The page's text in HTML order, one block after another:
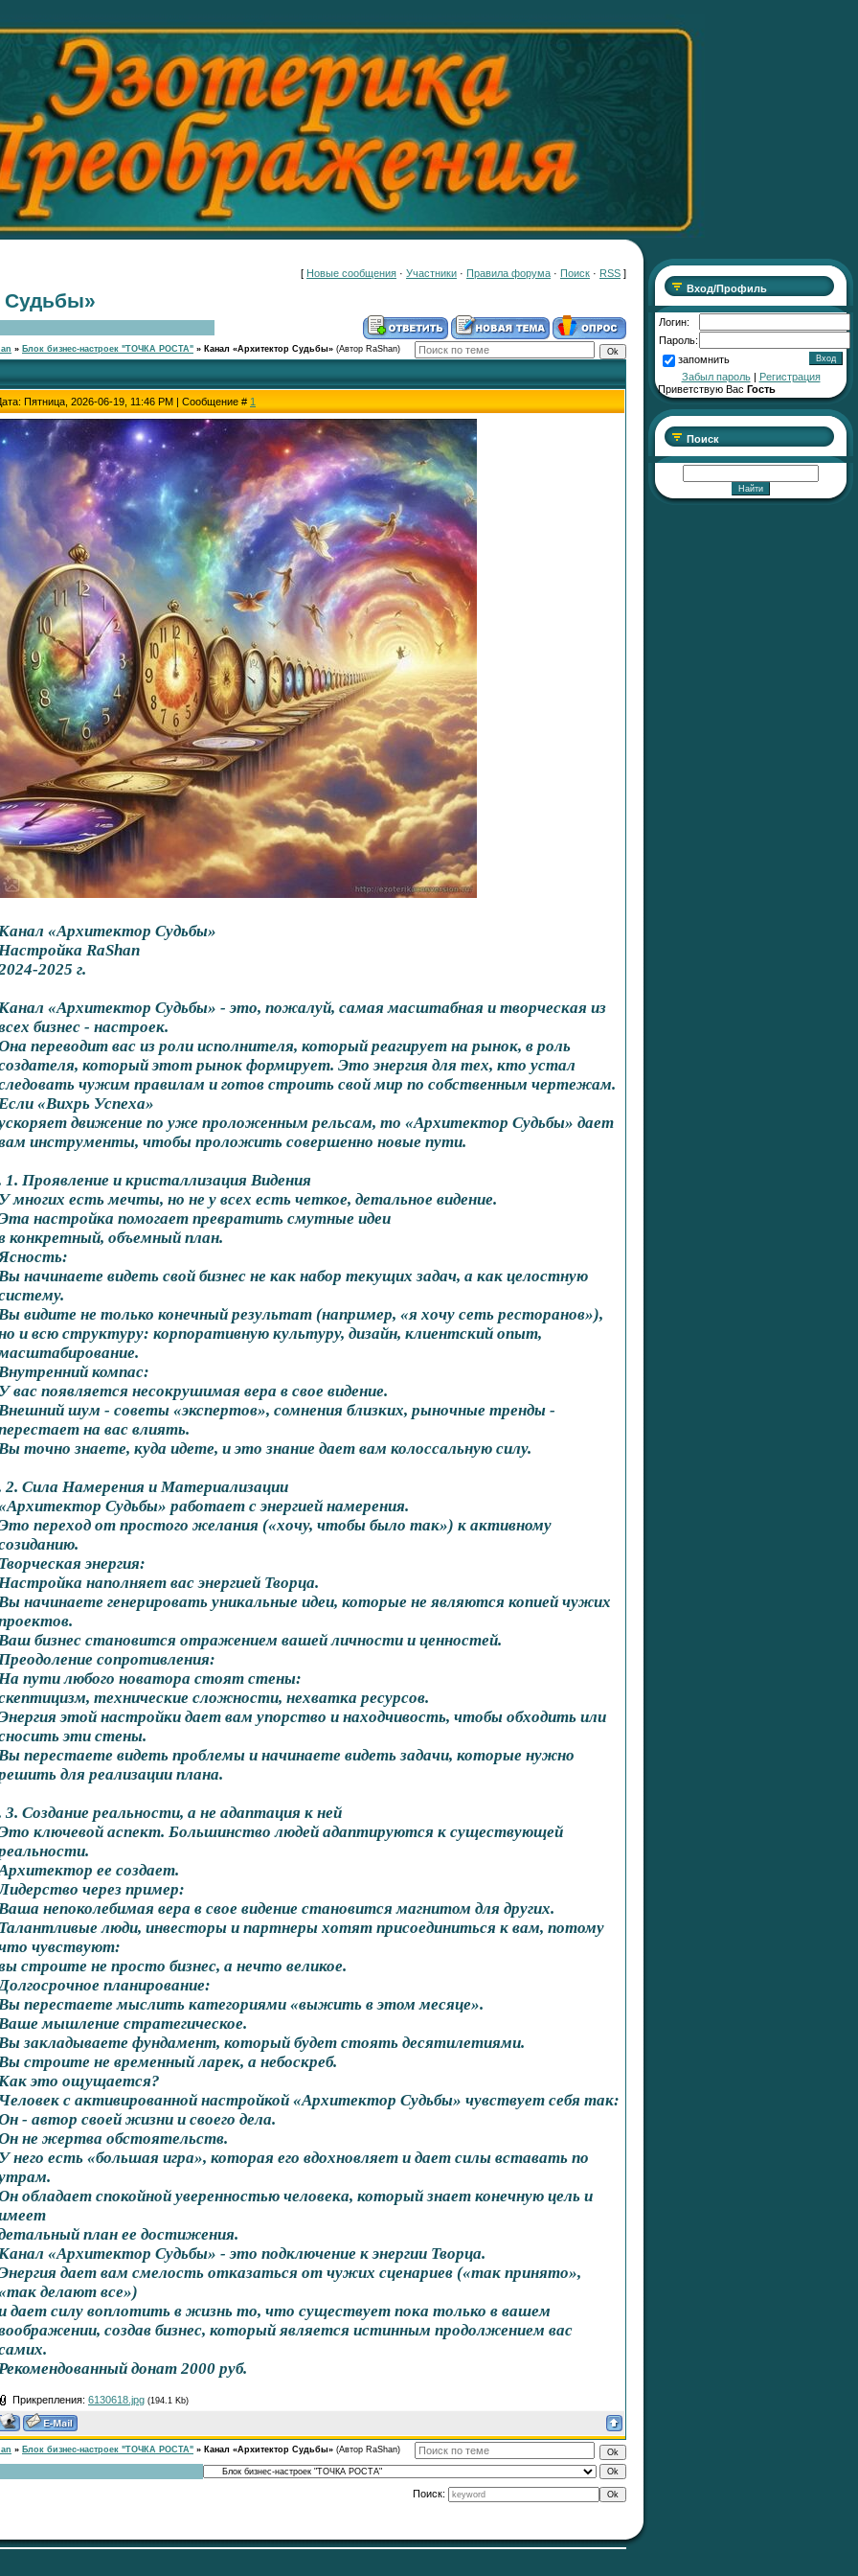
[ Новые сообщения · Участники · Правила форума · Поиск · RSS ]
Судьбы»
» Блок бизнес-настроек "ТОЧКА РОСТА" » Канал «Архитектор Судьбы» (Автор RaShan)
Пятница, 2026-06-19, 11:46 PM | Сообщение # 1
«Архитектор Судьбы»
RaShan
2025 г.
«Архитектор Судьбы» - это, пожалуй, самая масштабная и творческая из
бизнес - настроек.
переводит вас из роли исполнителя, который реагирует на рынок, в роль
который этот рынок формирует. Это энергия для тех, кто устал
чужим правилам и готов строить свой мир по собственным чертежам.
«Вихрь Успеха»
движение по уже проложенным рельсам, то «Архитектор Судьбы» дает
инструменты, чтобы проложить совершенно новые пути.
1. Проявление и кристаллизация Видения
У многих есть мечты, но не у всех есть четкое, детальное видение.
настройка помогает превратить смутные идеи
конкретный, объемный план.
начинаете видеть свой бизнес не как набор текущих задач, а как целостную
видите не только конечный результат (например, «я хочу сеть ресторанов»),
и всю структуру: корпоративную культуру, дизайн, клиентский опыт,
компас:
У вас появляется несокрушимая вера в свое видение.
шум - советы «экспертов», сомнения близких, рыночные тренды -
на вас влиять.
точно знаете, куда идете, и это знание дает вам колоссальную силу.
2. Сила Намерения и Материализации
Судьбы» работает с энергией намерения.
переход от простого желания («хочу, чтобы было так») к активному
Творческая энергия:
наполняет вас энергией Творца.
начинаете генерировать уникальные идеи, которые не являются копией чужих
бизнес становится отражением вашей личности и ценностей.
сопротивления:
пути любого новатора стоят стены:
технические сложности, нехватка ресурсов.
этой настройки дает вам упорство и находчивость, чтобы обходить или
эти стены.
перестаете видеть проблемы и начинаете видеть задачи, которые нужно
для реализации плана.
3. Создание реальности, а не адаптация к ней
ключевой аспект. Большинство людей адаптируются к существующей
ее создает.
через пример:
непоколебимая вера в свое видение становится магнитом для других.
Талантливые люди, инвесторы и партнеры хотят присоединиться к вам, потому
чувствуют:
строите не просто бизнес, а нечто великое.
планирование:
перестаете мыслить категориями «выжить в этом месяце».
мышление стратегическое.
закладываете фундамент, который будет стоять десятилетиями.
строите не временный ларек, а небоскреб.
это ощущается?
Человек с активированной настройкой «Архитектор Судьбы» чувствует себя так:
- автор своей жизни и своего дела.
не жертва обстоятельств.
У него есть «большая игра», которая его вдохновляет и дает силы вставать по
обладает спокойной уверенностью человека, который знает конечную цель и
план ее достижения.
«Архитектор Судьбы» - это подключение к энергии Творца.
дает вам смелость отказаться от чужих сценариев («так принято»,
делают все»)
дает силу воплотить в жизнь то, что существует пока только в вашем
создав бизнес, который является истинным продолжением вас
донат 2000 руб.
Прикрепления: 6130618.jpg (194.1 Kb)
» Блок бизнес-настроек "ТОЧКА РОСТА" » Канал «Архитектор Судьбы» (Автор RaShan)
Поиск:
Вход/Профиль
Логин:
Пароль:
запомнить
Забыл пароль| Регистрация
Приветствую Вас Гость
Поиск